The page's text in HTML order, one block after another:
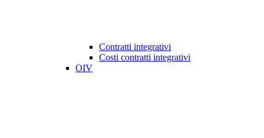
Contratti integrativi
Costi contratti integrativi
OIV